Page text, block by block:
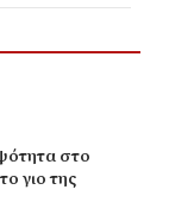
στο
γιο της